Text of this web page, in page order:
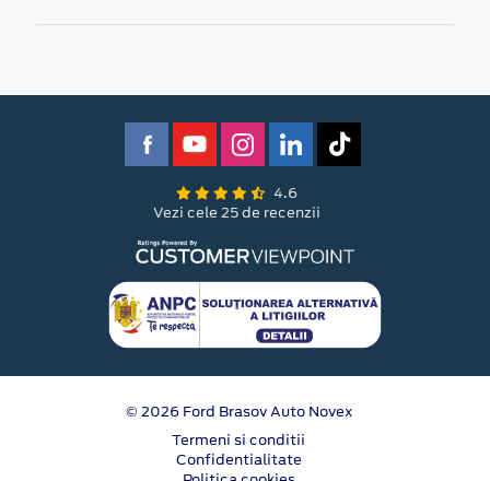
4.6
Vezi cele 25 de recenzii
© 2026 Ford Brasov Auto Novex
Termeni si conditii
Confidentialitate